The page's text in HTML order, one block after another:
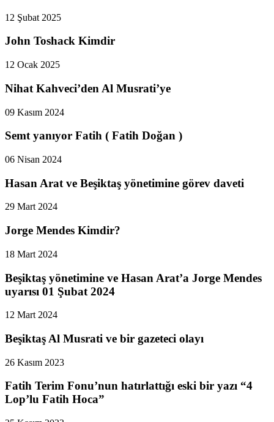
12 Şubat 2025
John Toshack Kimdir
12 Ocak 2025
Nihat Kahveci’den Al Musrati’ye
09 Kasım 2024
Semt yanıyor Fatih ( Fatih Doğan )
06 Nisan 2024
Hasan Arat ve Beşiktaş yönetimine görev daveti
29 Mart 2024
Jorge Mendes Kimdir?
18 Mart 2024
Beşiktaş yönetimine ve Hasan Arat’a Jorge Mendes
uyarısı 01 Şubat 2024
12 Mart 2024
Beşiktaş Al Musrati ve bir gazeteci olayı
26 Kasım 2023
Fatih Terim Fonu’nun hatırlattığı eski bir yazı “4
Lop’lu Fatih Hoca”